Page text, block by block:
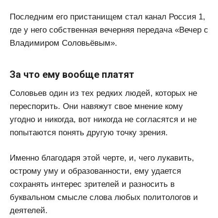
Последним его пристанищем стал канал Россия 1,
где у него собственная вечерняя передача «Вечер с
Владимиром Соловьёвым».
За что ему вообще платят
Соловьев один из тех редких людей, которых не
переспорить. Они навяжут свое мнение кому
угодно и никогда, вот никогда не согласятся и не
попытаются понять другую точку зрения.
Именно благодаря этой черте, и, чего лукавить,
острому уму и образованности, ему удается
сохранять интерес зрителей и разносить в
буквальном смысле слова любых политологов и
деятелей.